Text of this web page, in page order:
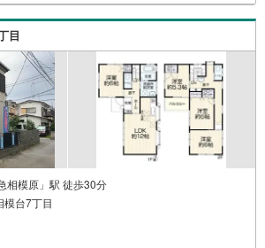
】これから多くなる【教育費】住宅を買った
【住宅ローン返済】65歳以上から必要になる
負担】住宅探しの【このタイミング】で不安
にしていきませんか？？ --------------
目
相模原」駅 徒歩30分
模台7丁目